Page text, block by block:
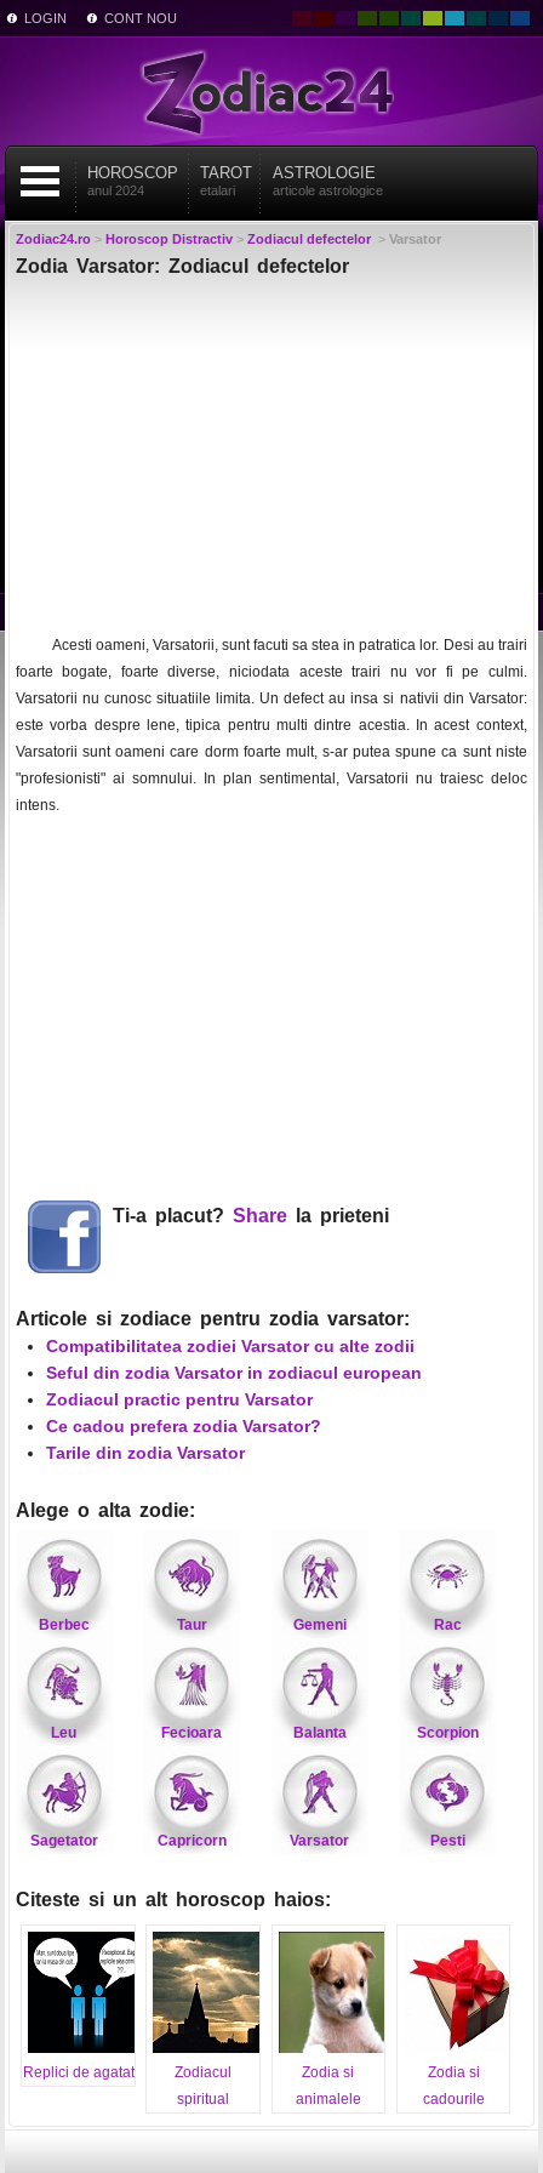
LOGIN CONT NOU
HOROSCOP
anul 2024
TAROT
etalari
ASTROLOGIE
articole astrologice
Zodiac24.ro> Horoscop Distractiv> Zodiacul defectelor> Varsator
Zodia Varsator: Zodiacul defectelor
Acesti oameni, Varsatorii, sunt facuti sa stea in patratica lor. Desi au trairi
foarte bogate, foarte diverse, niciodata aceste trairi nu vor fi pe culmi.
Varsatorii nu cunosc situatiile limita. Un defect au insa si nativii din Varsator:
este vorba despre lene, tipica pentru multi dintre acestia. In acest context,
Varsatorii sunt oameni care dorm foarte mult, s-ar putea spune ca sunt niste
"profesionisti" ai somnului. In plan sentimental, Varsatorii nu traiesc deloc
intens.
Ti-a placut? Share la prieteni
Articole si zodiace pentru zodia varsator:
Compatibilitatea zodiei Varsator cu alte zodii
Seful din zodia Varsator in zodiacul european
Zodiacul practic pentru Varsator
Ce cadou prefera zodia Varsator?
Tarile din zodia Varsator
Alege o alta zodie:
Berbec Taur Gemeni Rac
Leu Fecioara Balanta Scorpion
Sagetator Capricorn Varsator Pesti
Citeste si un alt horoscop haios:
Replici de agatat
Zodiacul
spiritual
Zodia si
animalele
Zodia si
cadourile